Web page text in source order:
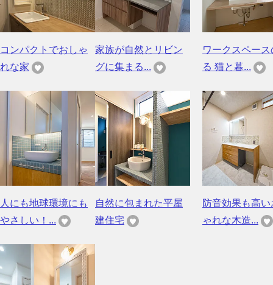
コンパクトでおしゃ
れな家
家族が自然とリビン
グに集まる...
ワークスペース
る 猫と暮...
人にも地球環境にも
やさしい！...
自然に包まれた平屋
建住宅
防音効果も高い
ゃれな木造...